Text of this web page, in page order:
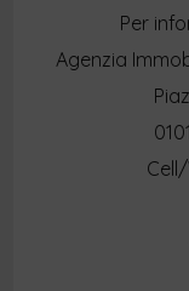
Per
Agenzia